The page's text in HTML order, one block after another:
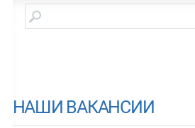
НАШИ ВАКАНСИИ